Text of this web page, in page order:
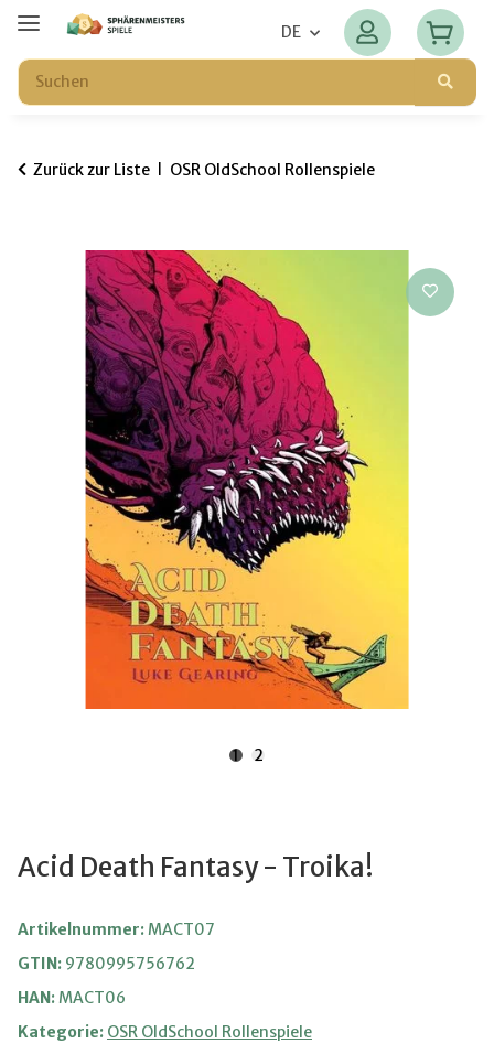
DE
Zurück zur Liste OSR OldSchool Rollenspiele
1 2
Acid Death Fantasy - Troika!
Artikelnummer:MACT07
GTIN: 9780995756762
HAN:MACT06
Kategorie: OSR OldSchool Rollenspiele